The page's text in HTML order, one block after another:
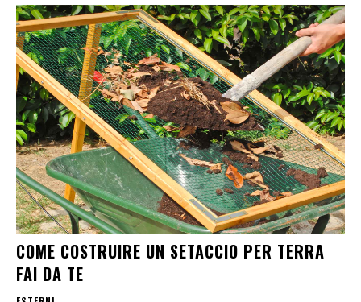
COME COSTRUIRE UN SETACCIO PER TERRA
FAI DA TE